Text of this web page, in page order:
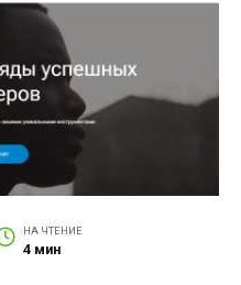
НА ЧТЕНИЕ
4 мин